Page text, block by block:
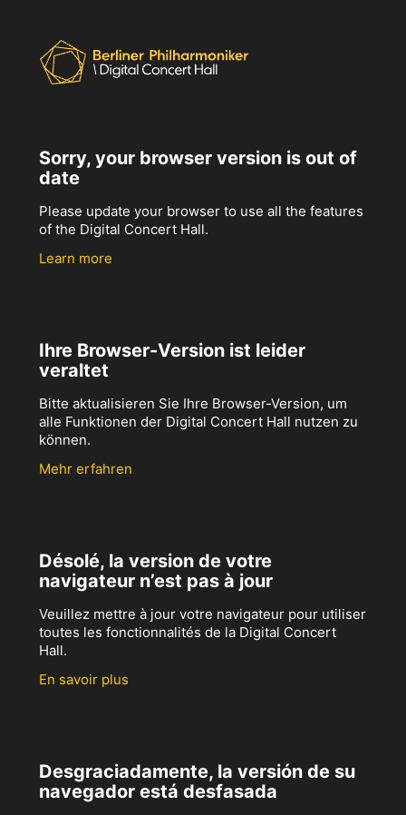
Sorry, your browser version is out of
date
Please update your browser to use all the features
of the Digital Concert Hall.
Learn more
Ihre Browser-Version ist leider
veraltet
Bitte aktualisieren Sie Ihre Browser-Version, um
alle Funktionen der Digital Concert Hall nutzen zu
können.
Mehr erfahren
Désolé, la version de votre
navigateur n’est pas à jour
Veuillez mettre à jour votre navigateur pour utiliser
toutes les fonctionnalités de la Digital Concert
Hall.
En savoir plus
Desgraciadamente, la versión de su
navegador está desfasada